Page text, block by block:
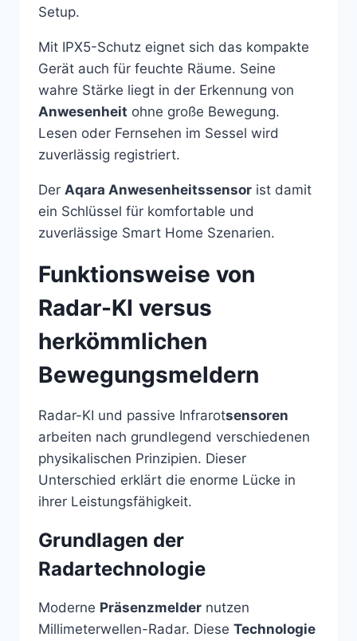
Setup.
Mit IPX5-Schutz eignet sich das kompakte
Gerät auch für feuchte Räume. Seine
wahre Stärke liegt in der Erkennung von
Anwesenheit ohne große Bewegung.
Lesen oder Fernsehen im Sessel wird
zuverlässig registriert.
Der Aqara Anwesenheitssensor ist damit
ein Schlüssel für komfortable und
zuverlässige Smart Home Szenarien.
Funktionsweise von
Radar-KI versus
herkömmlichen
Bewegungsmeldern
Radar-KI und passive Infrarotsensoren
arbeiten nach grundlegend verschiedenen
physikalischen Prinzipien. Dieser
Unterschied erklärt die enorme Lücke in
ihrer Leistungsfähigkeit.
Grundlagen der
Radartechnologie
Moderne Präsenzmelder nutzen
Millimeterwellen-Radar. Diese Technologie